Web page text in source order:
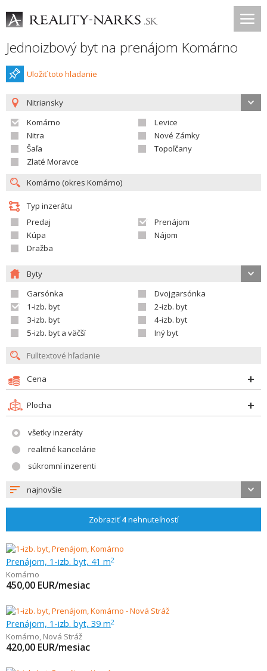
Jednoizbový byt na prenájom Komárno
Uložiť toto hladanie
Nitriansky
Komárno
Levice
Nitra
Nové Zámky
Šaľa
Topoľčany
Zlaté Moravce
Typ inzerátu
Predaj
Prenájom
Kúpa
Nájom
Dražba
Byty
Garsónka
Dvojgarsónka
1-izb. byt
2-izb. byt
3-izb. byt
4-izb. byt
5-izb. byt a väčší
Iný byt
Cena
Plocha
všetky inzeráty
realitné kancelárie
súkromní inzerenti
najnovšie
Zobraziť4nehnuteľností
Prenájom, 1-izb. byt, 41 m2
Komárno
450,00 EUR/mesiac
Prenájom, 1-izb. byt, 39 m2
Komárno, Nová Stráž
420,00 EUR/mesiac